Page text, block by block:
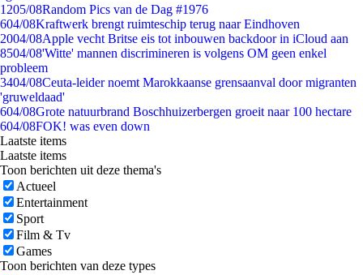
1205/08Random Pics van de Dag #1976
604/08Kraftwerk brengt ruimteschip terug naar Eindhoven
2004/08Apple vecht Britse eis tot inbouwen backdoor in iCloud aan
8504/08'Witte' mannen discrimineren is volgens OM geen enkel
probleem
3404/08Ceuta-leider noemt Marokkaanse grensaanval door migranten
'gruweldaad'
604/08Grote natuurbrand Boschhuizerbergen groeit naar 100 hectare
604/08FOK! was even down
Laatste items
Laatste items
Toon berichten uit deze thema's
Actueel
Entertainment
Sport
Film & Tv
Games
Toon berichten van deze types